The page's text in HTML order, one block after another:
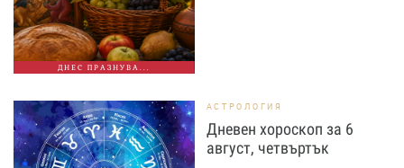
ДНЕС ПРАЗНУВА...
АСТРОЛОГИЯ
Дневен хороскоп за 6
август, четвъртък